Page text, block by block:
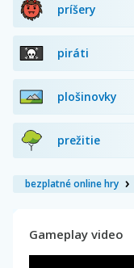
príšery
piráti
plošinovky
prežitie
bezplatné online hry
Gameplay video